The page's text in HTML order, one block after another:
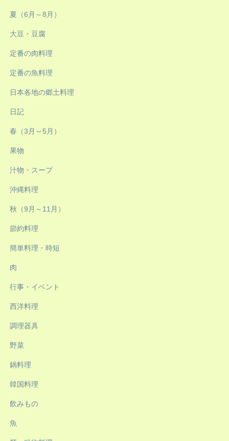
夏（6月～8月）
大豆・豆腐
定番の肉料理
定番の魚料理
日本各地の郷土料理
日記
春（3月～5月）
果物
汁物・スープ
沖縄料理
秋（9月～11月）
節約料理
簡単料理・時短
肉
行事・イベント
西洋料理
調理器具
野菜
鍋料理
韓国料理
飲みもの
魚